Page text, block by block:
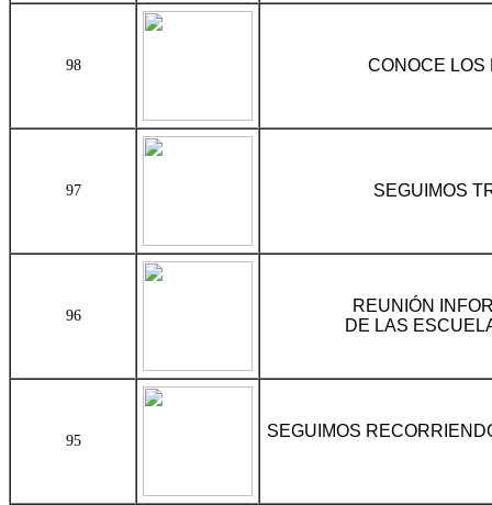
98 CONOCE LOS
97 SEGUIMOS
96
REUNIÓN
DE LAS
95
SEGUIMOS